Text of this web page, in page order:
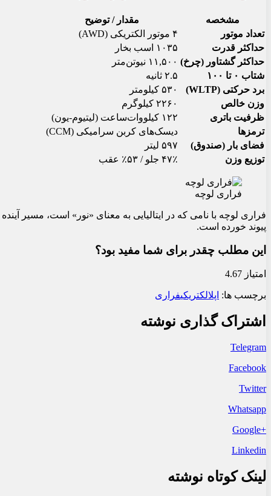
مشخصه
مقدار / توضیح
تعداد موتور
۴ موتور الکتریکی (AWD)
حداکثر قدرت
۱۰۳۵ اسب بخار
حداکثر گشتاور (چرخ) ۱۱,۵۰۰ نیوتن‌متر
شتاب ۰ تا ۱۰۰
۲.۵ ثانیه
برد حرکتی (WLTP)
۵۳۰ کیلومتر
وزن خالص
۲۲۶۰ کیلوگرم
ظرفیت باتری
۱۲۲ کیلووات‌ساعت (لیتیوم-یون)
ترمزها
دیسک‌های کربن سرامیکی (CCM)
فضای بار (صندوق)
۵۹۷ لیتر
توزیع وزن
۴۷٪ جلو / ۵۳٪ عقب
فراری لوچه
فراری لوچه با نامی که در ایتالیایی به معنای «نور» است، مسیر
پیوند خورده است.
این مطلب چقدر برای شما مفید بود؟
امتیاز 4.67
برچسب ها: اپلالکتریکیفراری
اشتراک گذاری نوشته
Telegram
Facebook
Twitter
Whatsapp
+Google
Linkedin
لینک کوتاه نوشته